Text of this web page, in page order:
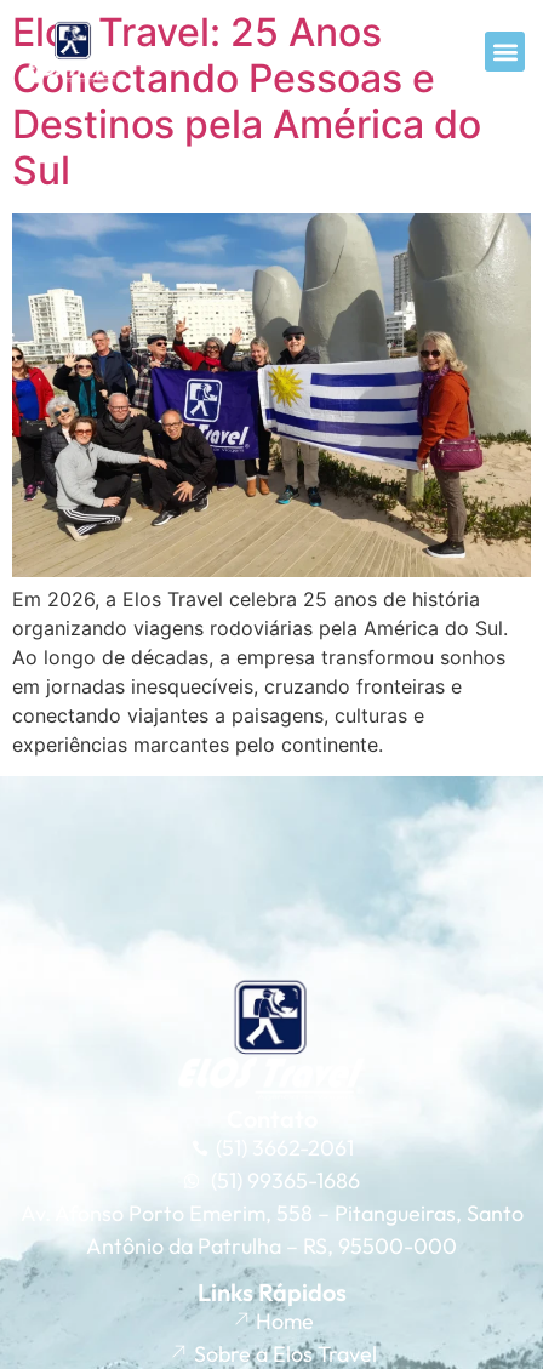
Elos Travel: 25 Anos
Conectando Pessoas e
Destinos pela América do
Sul
Em 2026, a Elos Travel celebra 25 anos de história
organizando viagens rodoviárias pela América do Sul.
Ao longo de décadas, a empresa transformou sonhos
em jornadas inesquecíveis, cruzando fronteiras e
conectando viajantes a paisagens, culturas e
experiências marcantes pelo continente.
(51) 3662-2061
(51) 99365-1686
Av. Afonso Porto Emerim, 558 – Pitangueiras, Santo
Antônio da Patrulha – RS, 95500-000
Links Rápidos
Home
Sobre a Elos Travel